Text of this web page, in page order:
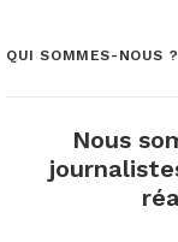
QUI SOMMES-NOUS ?
Nous